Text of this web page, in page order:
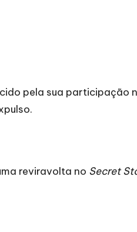
pela sua participação
reviravolta no Secret